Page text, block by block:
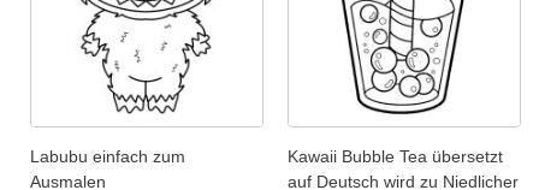
Labubu einfach zum
Ausmalen
Kawaii Bubble Tea übersetzt
auf Deutsch wird zu Niedlicher